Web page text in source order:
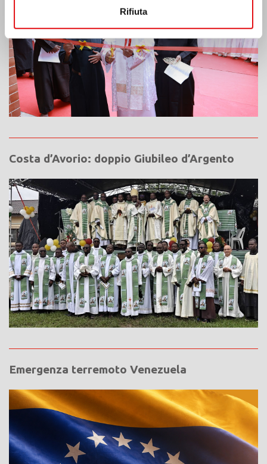
Rifiuta
Costa d’Avorio: doppio Giubileo d’Argento
Emergenza terremoto Venezuela